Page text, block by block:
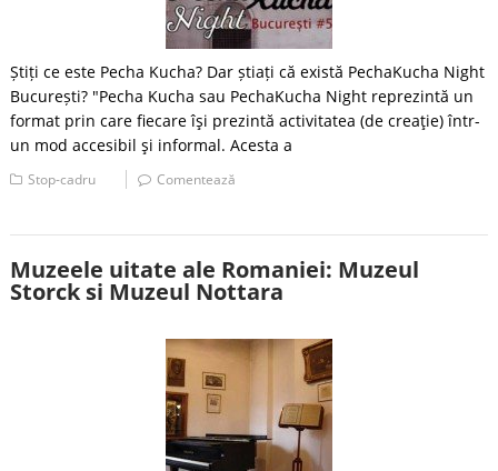
Știți ce este Pecha Kucha? Dar știați că există PechaKucha Night
București? "Pecha Kucha sau PechaKucha Night reprezintă un
format prin care fiecare îşi prezintă activitatea (de creaţie) într-
un mod accesibil şi informal. Acesta a
Stop-cadru Comentează
Muzeele uitate ale Romaniei: Muzeul
Storck si Muzeul Nottara